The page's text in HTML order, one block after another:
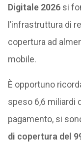
Digitale 2026si
l’infrastruttura di
copertura ad
mobile.
È opportuno
speso 6,6 miliardi
pagamento, si
di copertura del